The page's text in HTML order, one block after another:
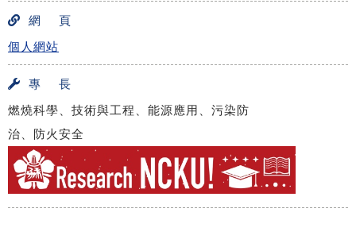
網 頁
個人網站
專 長
燃燒科學、技術與工程、能源應用、污染防
治、防火安全